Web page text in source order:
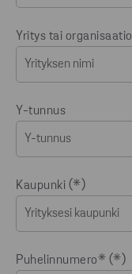
Yritys tai organisaatio
Y-tunnus
Kaupunki
Puhelinnumero*